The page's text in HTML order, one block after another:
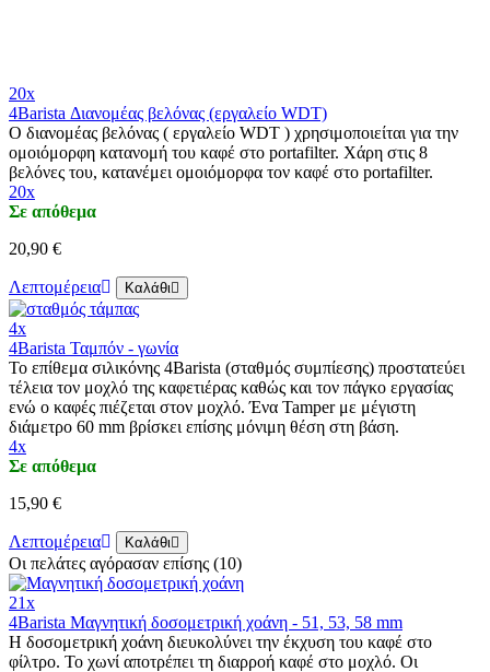
20x
4Barista Διανομέας βελόνας (εργαλείο WDT)
Ο διανομέας βελόνας ( εργαλείο WDT ) χρησιμοποιείται για την
ομοιόμορφη κατανομή του καφέ στο portafilter. Χάρη στις 8
βελόνες του, κατανέμει ομοιόμορφα τον καφέ στο portafilter.
20x
Σε απόθεμα
20,90 €
Λεπτομέρεια Καλάθι
4x
4Barista Ταμπόν - γωνία
Το επίθεμα σιλικόνης 4Barista (σταθμός συμπίεσης) προστατεύει
τέλεια τον μοχλό της καφετιέρας καθώς και τον πάγκο εργασίας
ενώ ο καφές πιέζεται στον μοχλό. Ένα Tamper με μέγιστη
διάμετρο 60 mm βρίσκει επίσης μόνιμη θέση στη βάση.
4x
Σε απόθεμα
15,90 €
Λεπτομέρεια Καλάθι
Οι πελάτες αγόρασαν επίσης (10)
21x
4Barista Μαγνητική δοσομετρική χοάνη - 51, 53, 58 mm
Η δοσομετρική χοάνη διευκολύνει την έκχυση του καφέ στο
φίλτρο. Το χωνί αποτρέπει τη διαρροή καφέ στο μοχλό. Οι